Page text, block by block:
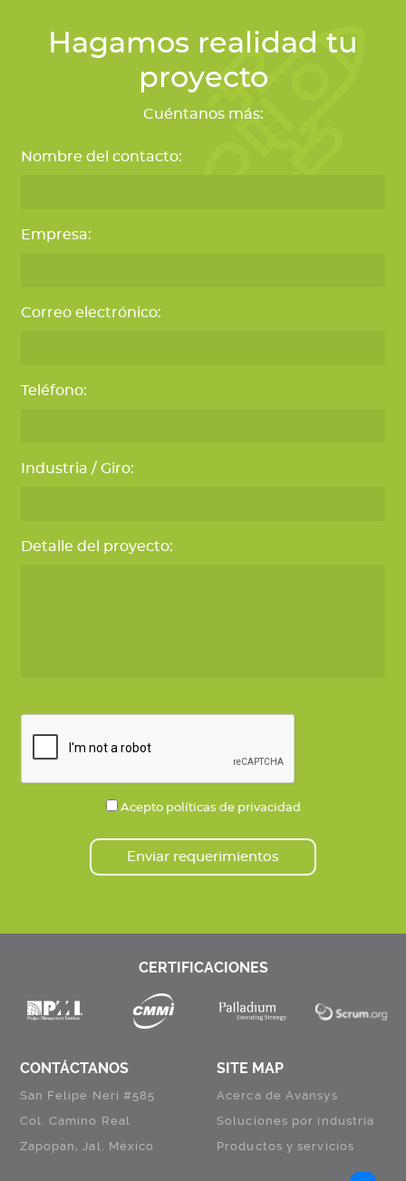
Hagamos realidad tu
proyecto
Cuéntanos más:
Nombre del contacto:
Empresa:
Correo electrónico:
Teléfono:
Industria / Giro:
Detalle del proyecto:
Acepto políticas de privacidad
Enviar requerimientos
SITE MAP
Acerca de Avansys
Soluciones por industria
Productos y servicios
CONTÁCTANOS
San Felipe Neri #585
Col. Camino Real
Zapopan, Jal. México
CERTIFICACIONES